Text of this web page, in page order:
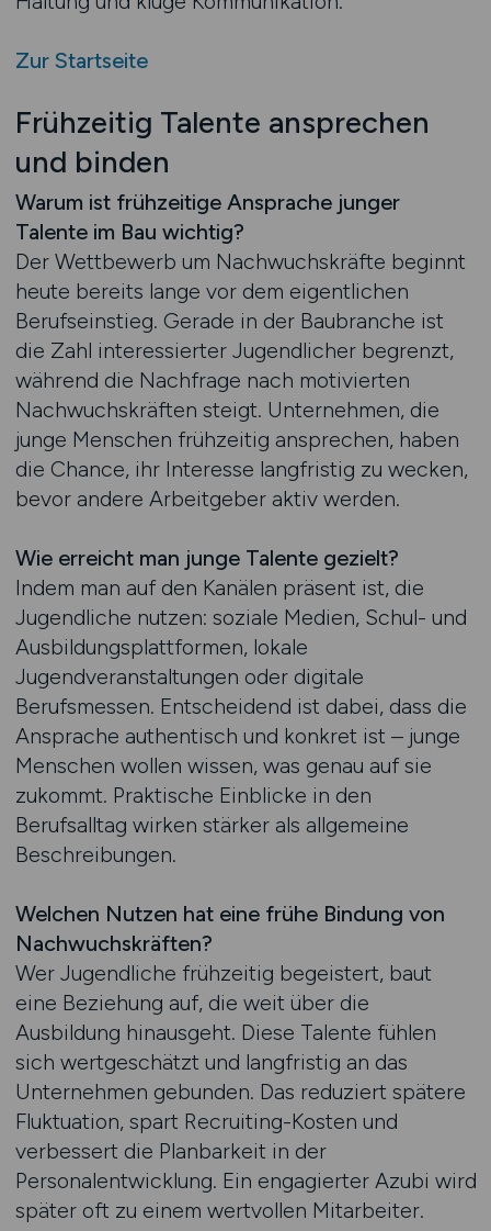
Zur Startseite
Frühzeitig Talente ansprechen
und binden
Warum ist frühzeitige Ansprache junger
Talente im Bau wichtig?
Der Wettbewerb um Nachwuchskräfte beginnt
heute bereits lange vor dem eigentlichen
Berufseinstieg. Gerade in der Baubranche ist
die Zahl interessierter Jugendlicher begrenzt,
während die Nachfrage nach motivierten
Nachwuchskräften steigt. Unternehmen, die
junge Menschen frühzeitig ansprechen, haben
die Chance, ihr Interesse langfristig zu wecken,
bevor andere Arbeitgeber aktiv werden.
Wie erreicht man junge Talente gezielt?
Indem man auf den Kanälen präsent ist, die
Jugendliche nutzen: soziale Medien, Schul- und
Ausbildungsplattformen, lokale
Jugendveranstaltungen oder digitale
Berufsmessen. Entscheidend ist dabei, dass die
Ansprache authentisch und konkret ist – junge
Menschen wollen wissen, was genau auf sie
zukommt. Praktische Einblicke in den
Berufsalltag wirken stärker als allgemeine
Beschreibungen.
Welchen Nutzen hat eine frühe Bindung von
Nachwuchskräften?
Wer Jugendliche frühzeitig begeistert, baut
eine Beziehung auf, die weit über die
Ausbildung hinausgeht. Diese Talente fühlen
sich wertgeschätzt und langfristig an das
Unternehmen gebunden. Das reduziert spätere
Fluktuation, spart Recruiting-Kosten und
verbessert die Planbarkeit in der
Personalentwicklung. Ein engagierter Azubi wird
später oft zu einem wertvollen Mitarbeiter.